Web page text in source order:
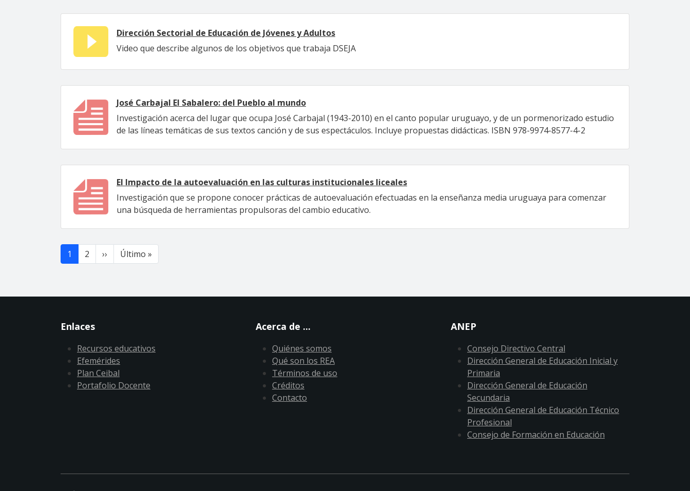
Dirección Sectorial de Educación de Jóvenes y Adultos
Video que describe algunos de los objetivos que trabaja DSEJA
José Carbajal El Sabalero: del Pueblo al mundo
Investigación acerca del lugar que ocupa José Carbajal (1943-2010) en el canto popular uruguayo, y de un pormenorizado estudio
de las líneas temáticas de sus textos canción y de sus espectáculos. Incluye propuestas didácticas. ISBN 978-9974-8577-4-2
El Impacto de la autoevaluación en las culturas institucionales liceales
Investigación que se propone conocer prácticas de autoevaluación efectuadas en la enseñanza media uruguaya para comenzar
una búsqueda de herramientas propulsoras del cambio educativo.
Paginación
1 2 ›› Siguiente página
Último »
Enlaces
Recursos educativos
Efemérides
Plan Ceibal
Portafolio Docente
Acerca de ...
Quiénes somos
Qué son los REA
Términos de uso
Créditos
Contacto
ANEP
Consejo Directivo Central
Dirección General de Educación Inicial y
Primaria
Dirección General de Educación
Secundaria
Dirección General de Educación Técnico
Profesional
Consejo de Formación en Educación